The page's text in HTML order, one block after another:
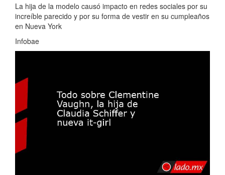
La hija de la modelo causó impacto en redes sociales por su
increíble parecido y por su forma de vestir en su cumpleaños
en Nueva York
Infobae